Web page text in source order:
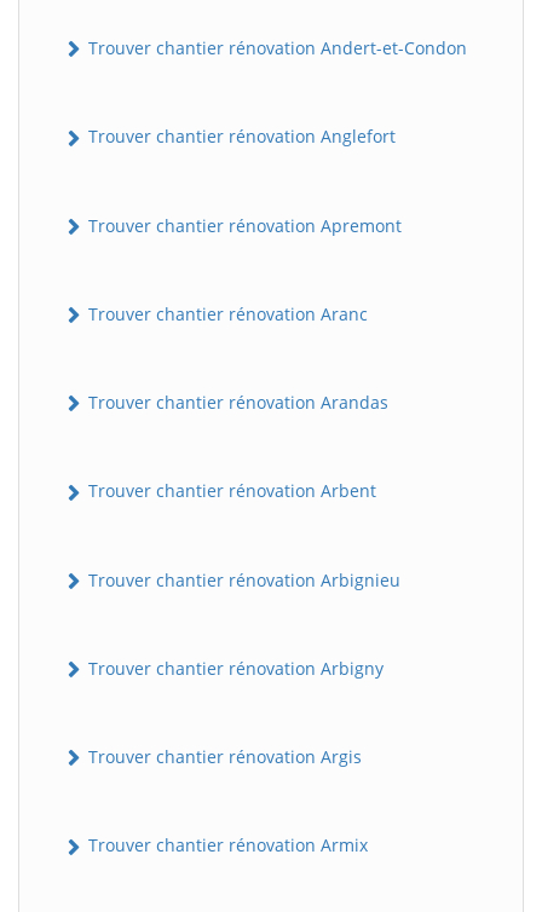
Trouver chantier rénovation Andert-et-Condon
Trouver chantier rénovation Anglefort
Trouver chantier rénovation Apremont
Trouver chantier rénovation Aranc
Trouver chantier rénovation Arandas
Trouver chantier rénovation Arbent
Trouver chantier rénovation Arbignieu
Trouver chantier rénovation Arbigny
Trouver chantier rénovation Argis
Trouver chantier rénovation Armix